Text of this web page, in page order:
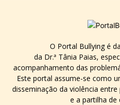
O Portal Bullying é
da Dr.ª Tânia Paias,
acompanhamento das
Este portal assume-se como
disseminação da violência
e a partilha de